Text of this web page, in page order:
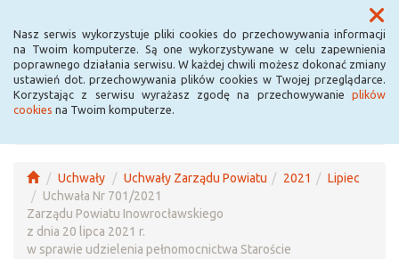
Nasz serwis wykorzystuje pliki cookies do przechowywania informacji
na Twoim komputerze. Są one wykorzystywane w celu zapewnienia
poprawnego działania serwisu. W każdej chwili możesz dokonać zmiany
ustawień dot. przechowywania plików cookies w Twojej przeglądarce.
Korzystając z serwisu wyrażasz zgodę na przechowywanie plików
cookies na Twoim komputerze.
Menu
Uchwały Uchwały Zarządu Powiatu 2021
Lipiec
Uchwała Nr 701/2021
Zarządu Powiatu Inowrocławskiego
z dnia 20 lipca 2021 r.
w sprawie udzielenia pełnomocnictwa Staroście